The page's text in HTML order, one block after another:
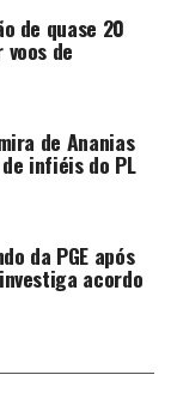
de quase 20
de
de Ananias
infiéis do PL
da PGE após
acordo